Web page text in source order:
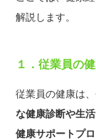
解説します。
１．従業員の
従業員の健康は
な健康診断や生
健康サポートプ